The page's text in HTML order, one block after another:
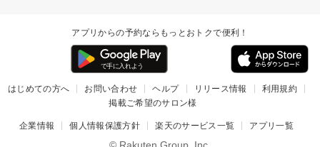
アプリからの予約ならもっとおトクで便利！
はじめての方へ お問い合わせ ヘルプ リリース情報
利用規約
掲載ご希望のサロン様
企業情報 個人情報保護方針 楽天のサービス一覧 アプリ一覧